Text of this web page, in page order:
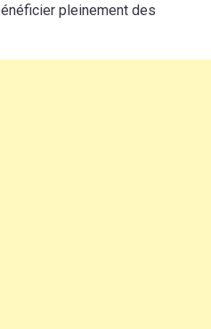
pleinement des